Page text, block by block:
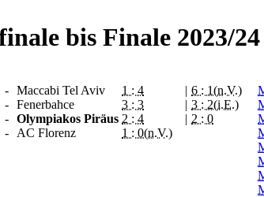
bis Finale 2023/24
- Maccabi Tel Aviv 1 : 4 | 6 : 1(n.V.)
- Fenerbahce 3 : 3 | 3 : 2(i.E.)
- Olympiakos Piräus 2 : 4 | 2 : 0
- AC Florenz 1 : 0(n.V.)